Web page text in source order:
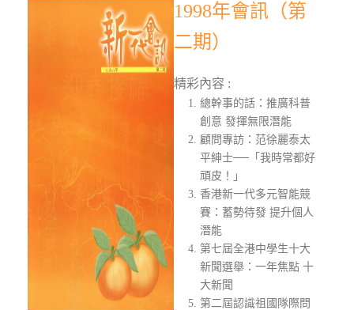
1998年會訊（第
二期）
精彩內容 :
總幹事的話：推廣科普
創意 發揮無限潛能
顧問專訪：范徐麗泰太
平紳士──「我時常都好
頑皮！」
香港新一代多元智能競
賽：蓄勢待發 提升個人
潛能
第七屆全港中學生十大
新聞選舉：一年焦點 十
大新聞
第二屆認識祖國隊際問